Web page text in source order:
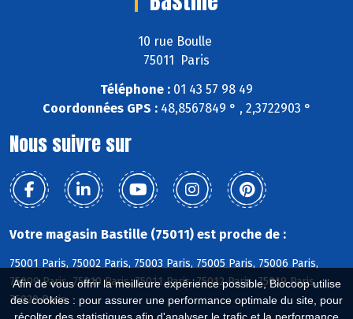
Afin de vous offrir la meilleure expérience possible, Biocoop utilise
des cookies : pour assurer une performance optimale du site, pour
10 rue Boulle
75011 Paris
Téléphone : 01 43 57 98 49
Coordonnées GPS :48,8567849 ° , 2,3722903 °
Nous suivre sur
Votre magasin Bastille (75011) est proche de :
75001 Paris, 75002 Paris, 75003 Paris, 75005 Paris, 75006 Paris,
75009 Paris, 75010 Paris, 75011 Paris, 75012 Paris, 75019 Paris,
75020 Paris